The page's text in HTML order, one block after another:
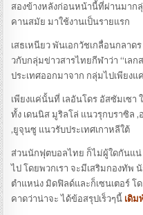
สองข้างหลังก่อนหน้านี้ที่ผ่านมาก
คานสมัย มาใช้งานเป็นรายแรก
เสธเหนียว พันเอกวัชเกลื่อนกลา
วกับกลุ่มข่าวสารไทยกีฬาว่า “เลก
ประเทศออกมาจาก กลุ่มไปเพียงแ
เพียงแค่นั้นที่ เลอันโดร อัสซัมเซา
ทั้ง เดนนิส มูริลโล่ แนวรุกบราซิล
,ยูจุนซู แนวรับประเทศเกาหลีใต้
ส่วนนักฟุตบอลไทย ก็ไม่ผู้ใดกันแ
ไป โดยพวกเรา จะมีเสริมกองทัพ
ตำแหน่ง มิดฟิลด์และก็เซนเตอร์
คาดว่าน่าจะ ได้ข้อสรุปเร็วๆนี้ เดิม